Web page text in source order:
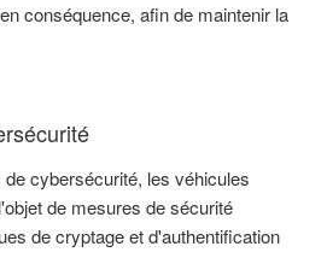
conséquence, afin de maintenir la
cybersécurité, les véhicules
de mesures de sécurité
de cryptage et d'authentification